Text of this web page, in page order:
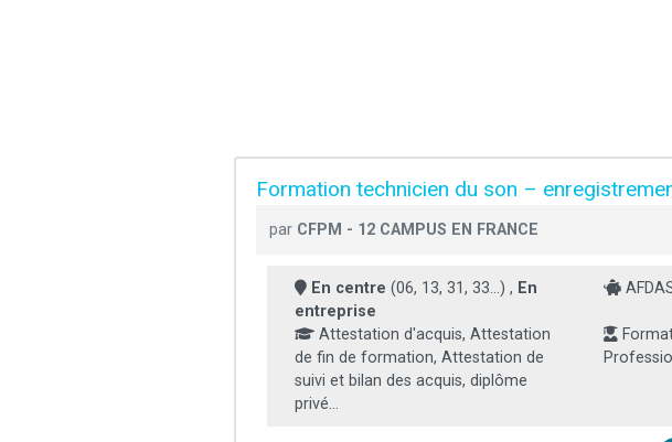
Formation technicien du son –
par CFPM - 12 CAMPUS EN FRANCE
En centre (06, 13, 31, 33...) , En
entreprise
Attestation d'acquis, Attestation
de fin de formation, Attestation de
suivi et bilan des acquis, diplôme
privé...